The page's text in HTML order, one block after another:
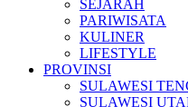
SEJARAH
PARIWISATA
KULINER
LIFESTYLE
PROVINSI
SULAWESI
SULAWESI